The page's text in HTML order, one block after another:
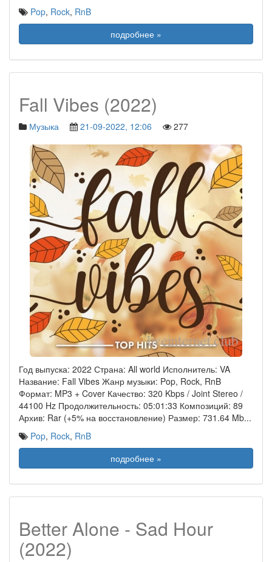
Pop, Rock, RnB
подробнее »
Fall Vibes (2022)
Музыка 21-09-2022, 12:06 277
Год выпуска: 2022 Страна: All world Исполнитель: VA
Название: Fall Vibes Жанр музыки: Pop, Rock, RnB
Формат: MP3 + Cover Качество: 320 Kbps / Joint Stereo /
44100 Hz Продолжительность: 05:01:33 Композиций: 89
Архив: Rar (+5% на восстановление) Размер: 731.64 Mb...
Pop, Rock, RnB
подробнее »
Better Alone - Sad Hour
(2022)